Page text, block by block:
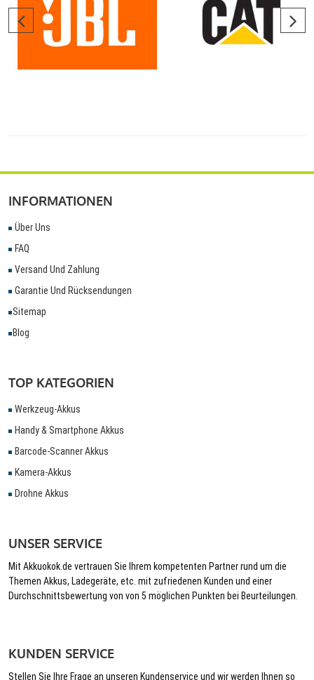
INFORMATIONEN
Über Uns
FAQ
Versand Und Zahlung
Garantie Und Rücksendungen
Sitemap
Blog
TOP KATEGORIEN
Werkzeug-Akkus
Handy & Smartphone Akkus
Barcode-Scanner Akkus
Kamera-Akkus
Drohne Akkus
UNSER SERVICE
Mit Akkuokok.de vertrauen Sie Ihrem kompetenten Partner rund um die
Themen Akkus, Ladegeräte, etc. mit zufriedenen Kunden und einer
Durchschnittsbewertung von von 5 möglichen Punkten bei Beurteilungen.
KUNDEN SERVICE
Stellen Sie Ihre Frage an unseren Kundenservice und wir werden Ihnen so